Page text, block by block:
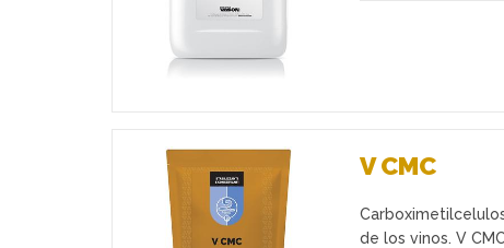
Favoritos
V CMC
de los vinos. V